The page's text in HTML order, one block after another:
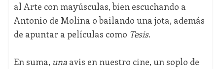
al Arte con mayúsculas, bien escuchando a
Antonio de Molina o bailando una jota, además
de apuntar a películas como Tesis.
En suma, unaavis en nuestro cine, un soplo de